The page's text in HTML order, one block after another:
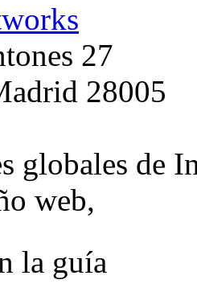
27
28005
globales de
web,
la guía